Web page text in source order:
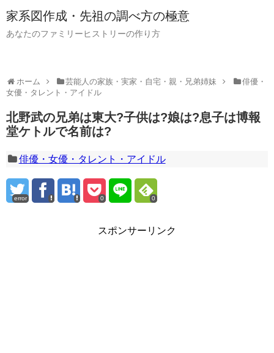
家系図作成・先祖の調べ方の極意
あなたのファミリーヒストリーの作り方
ホーム 芸能人の家族・実家・自宅・親・兄弟姉妹
俳優・
女優・タレント・アイドル
北野武の兄弟は東大?子供は?娘は?息子は博報
堂ケトルで名前は?
俳優・女優・タレント・アイドル
error 0 0
スポンサーリンク